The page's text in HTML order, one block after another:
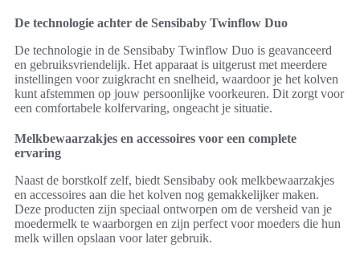
De technologie achter de Sensibaby Twinflow Duo
De technologie in de Sensibaby Twinflow Duo is geavanceerd
en gebruiksvriendelijk. Het apparaat is uitgerust met meerdere
instellingen voor zuigkracht en snelheid, waardoor je het kolven
kunt afstemmen op jouw persoonlijke voorkeuren. Dit zorgt voor
een comfortabele kolfervaring, ongeacht je situatie.
Melkbewaarzakjes en accessoires voor een complete
ervaring
Naast de borstkolf zelf, biedt Sensibaby ook melkbewaarzakjes
en accessoires aan die het kolven nog gemakkelijker maken.
Deze producten zijn speciaal ontworpen om de versheid van je
moedermelk te waarborgen en zijn perfect voor moeders die hun
melk willen opslaan voor later gebruik.